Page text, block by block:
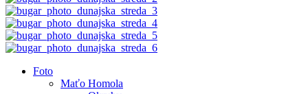
Foto
Maťo Homola